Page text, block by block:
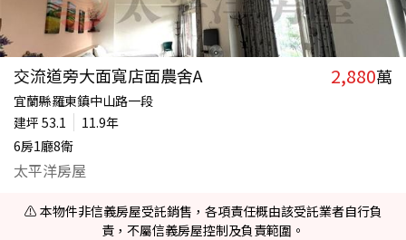
交流道旁大面寬店面農舍A 2,880萬
宜蘭縣羅東鎮中山路一段
建坪 53.1
11.9年
6房1廳8衛
太平洋房屋
⚠️ 本物件非信義房屋受託銷售，各項責任概由該受託業者自行負
責，不屬信義房屋控制及負責範圍。